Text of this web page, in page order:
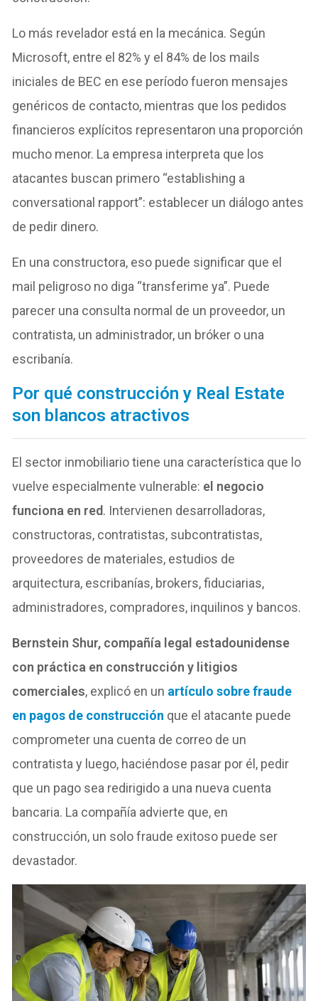
Lo más revelador está en la mecánica. Según
Microsoft, entre el 82% y el 84% de los mails
iniciales de BEC en ese período fueron mensajes
genéricos de contacto, mientras que los pedidos
financieros explícitos representaron una proporción
mucho menor. La empresa interpreta que los
atacantes buscan primero “establishing a
conversational rapport”: establecer un diálogo antes
de pedir dinero.
En una constructora, eso puede significar que el
mail peligroso no diga “transferime ya”. Puede
parecer una consulta normal de un proveedor, un
contratista, un administrador, un bróker o una
escribanía.
Por qué construcción y Real Estate
son blancos atractivos
El sector inmobiliario tiene una característica que lo
vuelve especialmente vulnerable: el negocio
funciona en red. Intervienen desarrolladoras,
constructoras, contratistas, subcontratistas,
proveedores de materiales, estudios de
arquitectura, escribanías, brokers, fiduciarias,
administradores, compradores, inquilinos y bancos.
Bernstein Shur, compañía legal estadounidense
con práctica en construcción y litigios
comerciales, explicó en un artículo sobre fraude
en pagos de construcción que el atacante puede
comprometer una cuenta de correo de un
contratista y luego, haciéndose pasar por él, pedir
que un pago sea redirigido a una nueva cuenta
bancaria. La compañía advierte que, en
construcción, un solo fraude exitoso puede ser
devastador.